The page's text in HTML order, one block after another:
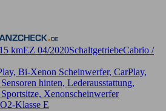
kmEZ 04/2020SchaltgetriebeCabrio /
Bi-Xenon Scheinwerfer, CarPlay,
hinten, Lederausstattung,
Xenonscheinwerfer
Klasse E